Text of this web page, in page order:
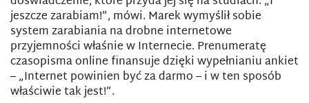
jeszcze zarabiam!”, mówi. Marek wymyślił sobie
system zarabiania na drobne internetowe
przyjemności właśnie w Internecie. Prenumeratę
czasopisma online finansuje dzięki wypełnianiu ankiet
– „Internet powinien być za darmo – i w ten sposób
właściwie tak jest!”.